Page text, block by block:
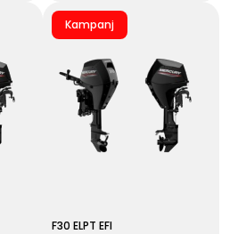
Kampanj
F30 ELPT EFI